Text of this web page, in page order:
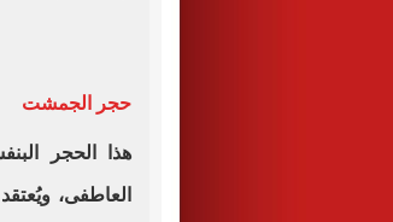
حجر الجمشت
هذا الحجر
العاطفى،